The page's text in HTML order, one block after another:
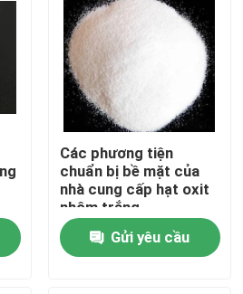
Các phương tiện
chuẩn bị bề mặt của
nhà cung cấp hạt oxit
nhôm trắng
Gửi yêu cầu